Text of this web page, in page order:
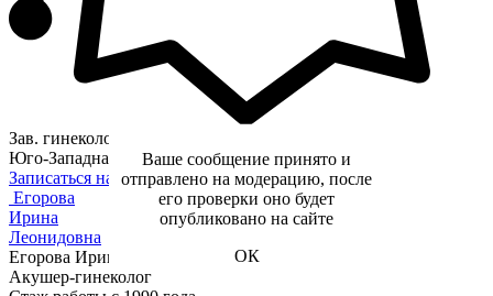
Зав. гинекологическим отделением
Юго-Западная
Записаться на прием
Егорова
Ирина
Леонидовна
Егорова Ирина Леонидовна
Акушер-гинеколог
Ваше сообщение принято и
отправлено на модерацию, после
его проверки оно будет
опубликовано на сайте
ОК